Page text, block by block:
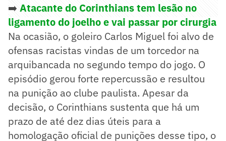
➡️ Atacante do Corinthians tem lesão no
ligamento do joelho e vai passar por cirurgia
Na ocasião, o goleiro Carlos Miguel foi alvo de
ofensas racistas vindas de um torcedor na
arquibancada no segundo tempo do jogo. O
episódio gerou forte repercussão e resultou
na punição ao clube paulista. Apesar da
decisão, o Corinthians sustenta que há um
prazo de até dez dias úteis para a
homologação oficial de punições desse tipo, o